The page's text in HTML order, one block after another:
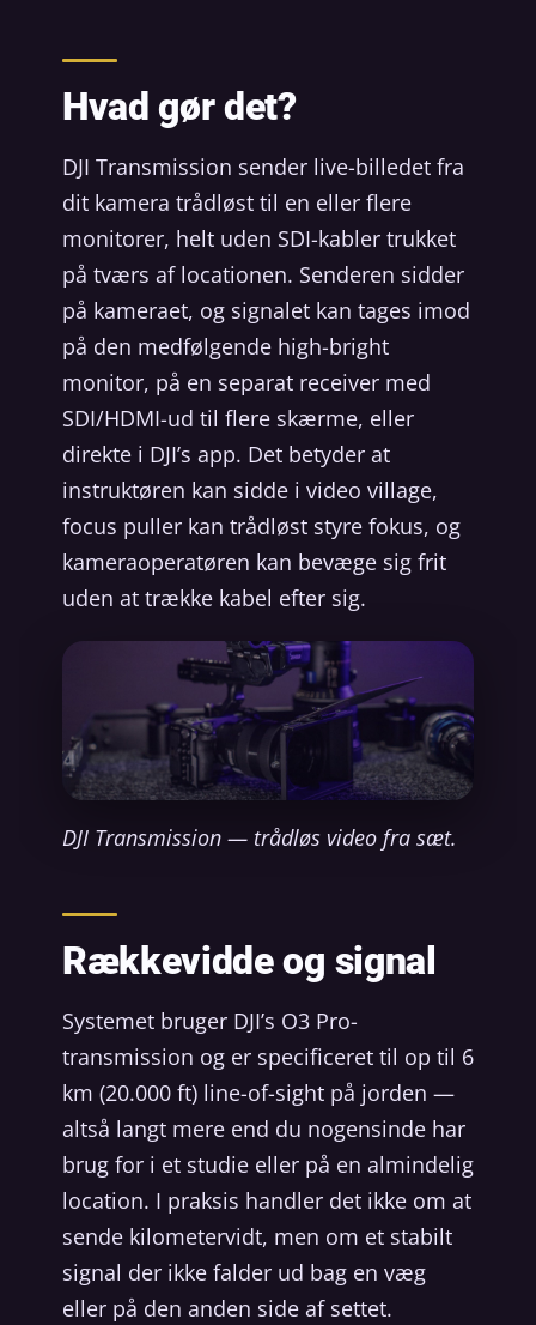
Hvad gør det?
DJI Transmission sender live-billedet fra
dit kamera trådløst til en eller flere
monitorer, helt uden SDI-kabler trukket
på tværs af locationen. Senderen sidder
på kameraet, og signalet kan tages imod
på den medfølgende high-bright
monitor, på en separat receiver med
SDI/HDMI-ud til flere skærme, eller
direkte i DJI’s app. Det betyder at
instruktøren kan sidde i video village,
focus puller kan trådløst styre fokus, og
kameraoperatøren kan bevæge sig frit
uden at trække kabel efter sig.
DJI Transmission — trådløs video fra sæt.
Rækkevidde og signal
Systemet bruger DJI’s O3 Pro-
transmission og er specificeret til op til 6
km (20.000 ft) line-of-sight på jorden —
altså langt mere end du nogensinde har
brug for i et studie eller på en almindelig
location. I praksis handler det ikke om at
sende kilometervidt, men om et stabilt
signal der ikke falder ud bag en væg
eller på den anden side af settet.